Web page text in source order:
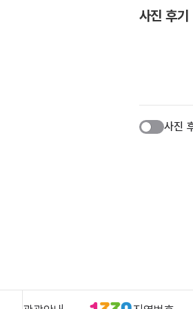
사진 후기
사진